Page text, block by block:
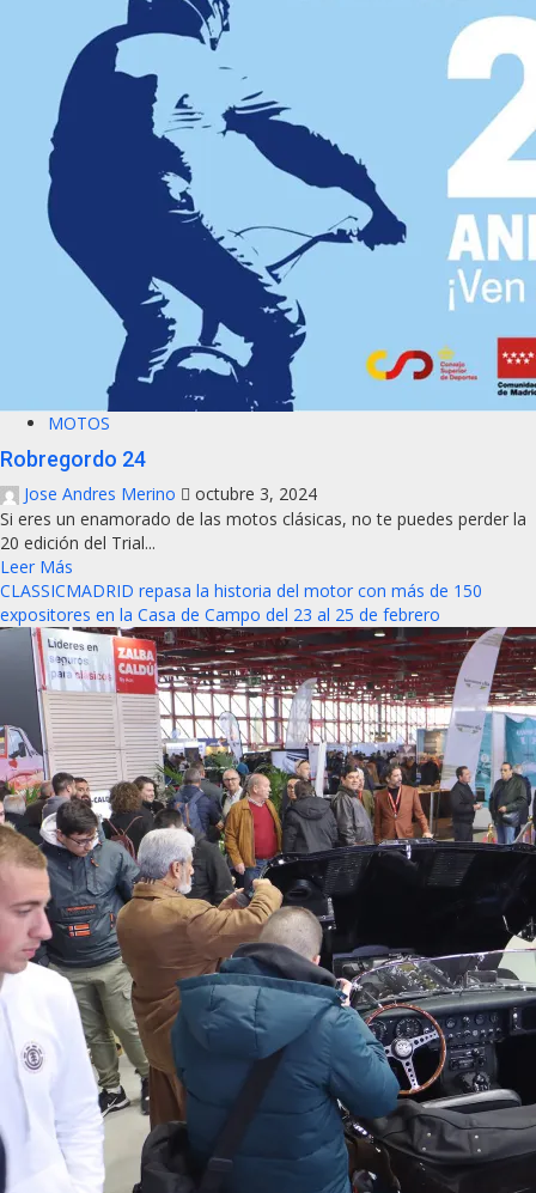
MOTOS
Robregordo 24
Jose Andres Merino
octubre 3, 2024
Si eres un enamorado de las motos clásicas, no te puedes perder la
20 edición del Trial...
Leer Más
CLASSICMADRID repasa la historia del motor con más de 150
expositores en la Casa de Campo del 23 al 25 de febrero